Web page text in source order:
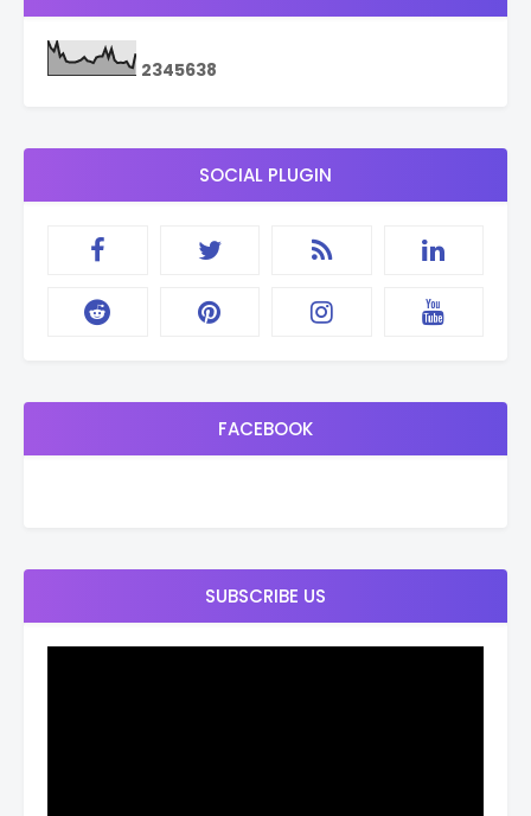
2345638
SOCIAL PLUGIN
FACEBOOK
SUBSCRIBE US